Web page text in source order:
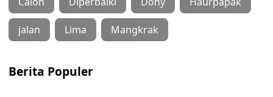
jalan Lima Mangkrak
Berita Populer